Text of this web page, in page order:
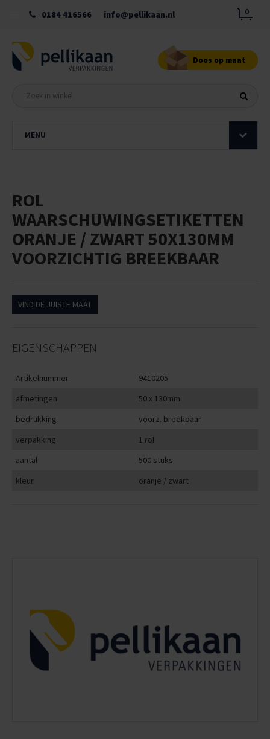
0184 416566 info@pellikaan.nl 0
Doos op maat
MENU
ROL
WAARSCHUWINGSETIKETTEN
ORANJE / ZWART 50X130MM
VOORZICHTIG BREEKBAAR
VIND DE JUISTE MAAT
EIGENSCHAPPEN
Artikelnummer
9410205
afmetingen
50 x 130mm
bedrukking
voorz. breekbaar
verpakking
1 rol
aantal
500 stuks
kleur
oranje / zwart